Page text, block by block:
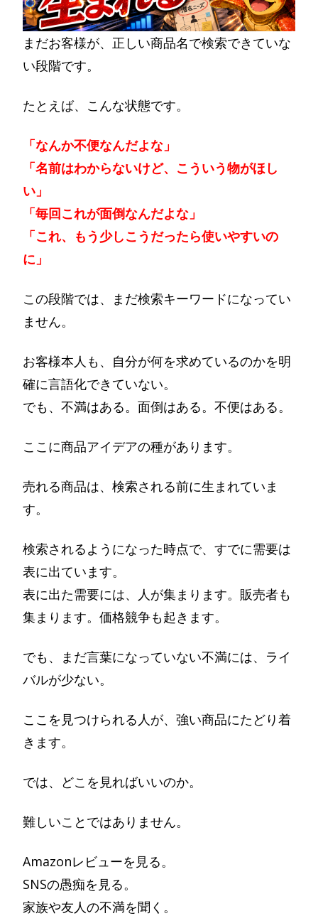
まだお客様が、正しい商品名で検索できていな
い段階です。
たとえば、こんな状態です。
「なんか不便なんだよな」
「名前はわからないけど、こういう物がほし
い」
「毎回これが面倒なんだよな」
「これ、もう少しこうだったら使いやすいの
に」
この段階では、まだ検索キーワードになってい
ません。
お客様本人も、自分が何を求めているのかを明
確に言語化できていない。
でも、不満はある。面倒はある。不便はある。
ここに商品アイデアの種があります。
売れる商品は、検索される前に生まれていま
す。
検索されるようになった時点で、すでに需要は
表に出ています。
表に出た需要には、人が集まります。販売者も
集まります。価格競争も起きます。
でも、まだ言葉になっていない不満には、ライ
バルが少ない。
ここを見つけられる人が、強い商品にたどり着
きます。
では、どこを見ればいいのか。
難しいことではありません。
Amazonレビューを見る。
SNSの愚痴を見る。
家族や友人の不満を聞く。